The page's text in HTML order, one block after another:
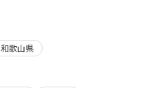
和歌山県